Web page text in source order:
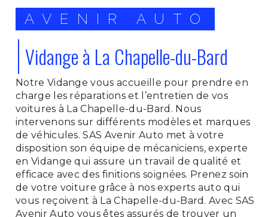
AVENIR AUTO
Vidange à La Chapelle-du-Bard
Notre Vidange vous accueille pour prendre en
charge les réparations et l’entretien de vos
voitures à La Chapelle-du-Bard. Nous
intervenons sur différents modèles et marques
de véhicules. SAS Avenir Auto met à votre
disposition son équipe de mécaniciens, experte
en Vidange qui assure un travail de qualité et
efficace avec des finitions soignées. Prenez soin
de votre voiture grâce à nos experts auto qui
vous reçoivent à La Chapelle-du-Bard. Avec SAS
Avenir Auto vous êtes assurés de trouver un